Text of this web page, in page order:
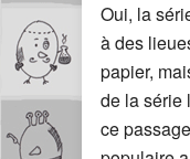
Oui, la
à des
papier,
de la série
ce